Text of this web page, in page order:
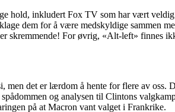
hold, inkludert Fox TV som har vært
dem for å være medskyldige sammen
skremmende! For øvrig, «Alt-left» finnes
det er lærdom å hente for flere av oss.
og analysen til Clintons
på at Macron vant valget i Frankrike.